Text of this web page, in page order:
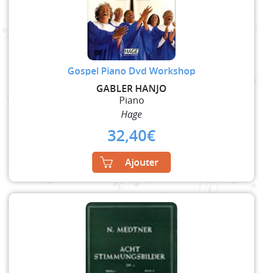
Gospel Piano Dvd Workshop
GABLER HANJO
Piano
Hage
32,40€
Ajouter